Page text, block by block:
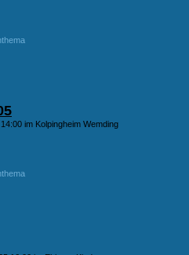
im Kolpingheim Wemding